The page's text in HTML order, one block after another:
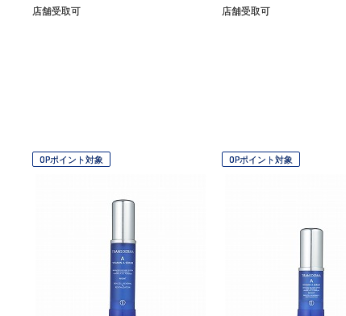
店舗受取可 店舗受取可
OPポイント対象 OPポイント対象